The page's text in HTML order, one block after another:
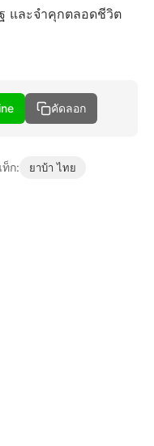
และจำคุกตลอดชีวิต
คัดลอก
ท็ก:
ยาบ้า ไทย